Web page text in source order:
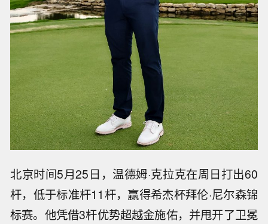
北京时间5月25日，温德姆·克拉克在周日打出60
杆，低于标准杆11杆，赢得希杰杯拜伦·尼尔森锦
标赛。他凭借3杆优势超越金施佑，并甩开了卫冕